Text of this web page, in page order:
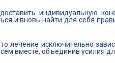
индивидуальную
и вновь найти для себя
лечение исключительно
вместе, объединив усилия